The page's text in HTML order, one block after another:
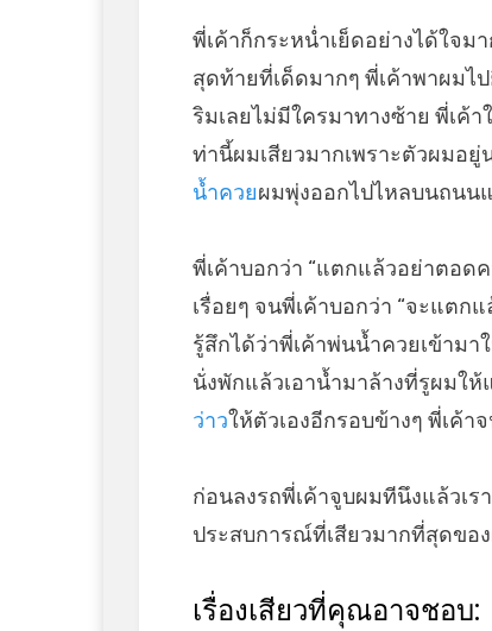
พี่เค้าก็กระหน่ำเย็ดอย่างได้ใจม
สุดท้ายที่เด็ดมากๆ พี่เค้าพาผมไ
ริมเลยไม่มีใครมาทางซ้าย พี่เค้
ท่านี้ผมเสียวมากเพราะตัวผมอ
น้ำควยผมพุ่งออกไปไหลบนถนน
พี่เค้าบอกว่า “แตกแล้วอย่าตอดค
เรื่อยๆ จนพี่เค้าบอกว่า “จะแตก
รู้สึกได้ว่าพี่เค้าพ่นน้ำควยเข้าม
นั่งพักแล้วเอาน้ำมาล้างที่รูผมใ
ว่าวให้ตัวเองอีกรอบข้างๆ พี่เค้า
ก่อนลงรถพี่เค้าจูบผมทีนึงแล้วเ
ประสบการณ์ที่เสียวมากที่สุดขอ
เรื่องเสียวที่คุณอาจชอบ: